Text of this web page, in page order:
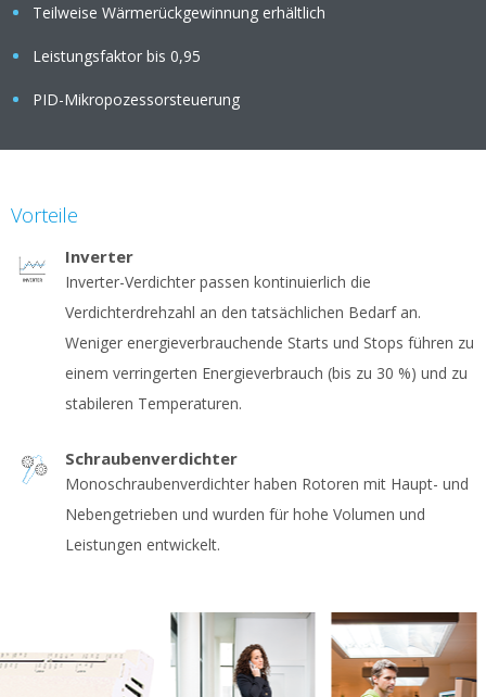
Teilweise Wärmerückgewinnung erhältlich
Leistungsfaktor bis 0,95
PID-Mikropozessorsteuerung
Vorteile
Inverter
Inverter-Verdichter passen kontinuierlich die
Verdichterdrehzahl an den tatsächlichen Bedarf an.
Weniger energieverbrauchende Starts und Stops führen zu
einem verringerten Energieverbrauch (bis zu 30 %) und zu
stabileren Temperaturen.
Schraubenverdichter
Monoschraubenverdichter haben Rotoren mit Haupt- und
Nebengetrieben und wurden für hohe Volumen und
Leistungen entwickelt.